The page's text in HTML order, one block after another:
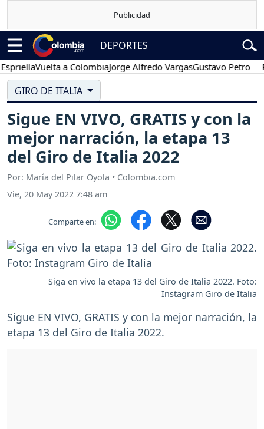
DEPORTES
Vuelta a ColombiaJorge Alfredo VargasGustavo Petro
GIRO DE ITALIA
Sigue EN VIVO, GRATIS y con la
mejor narración, la etapa 13
del Giro de Italia 2022
Por: María del Pilar Oyola • Colombia.com
Vie, 20 May 2022 7:48 am
Comparte en:
Siga en vivo la etapa 13 del Giro de Italia 2022. Foto:
Instagram Giro de Italia
Sigue EN VIVO, GRATIS y con la mejor narración, la
etapa 13 del Giro de Italia 2022.